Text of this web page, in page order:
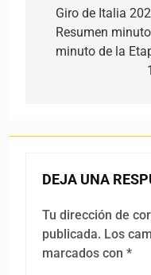
Giro de Italia
Resumen
minuto de la
DEJA UNA
Tu dirección de
publicada. Los
marcados con *